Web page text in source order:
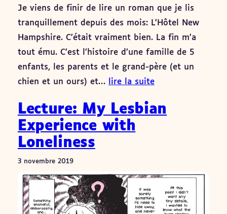
Je viens de finir de lire un roman que je lis
tranquillement depuis des mois: L’Hôtel New
Hampshire. C’était vraiment bien. La fin m’a
tout ému. C’est l’histoire d’une famille de 5
enfants, les parents et le grand-père (et un
chien et un ours) et…
lire la suite
Lecture: My Lesbian
Experience with
Loneliness
3 novembre 2019